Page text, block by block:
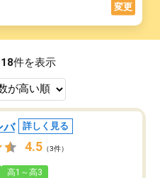
変更
件を表示
バ 詳しく見る
4.5 （3件）
高1～高3